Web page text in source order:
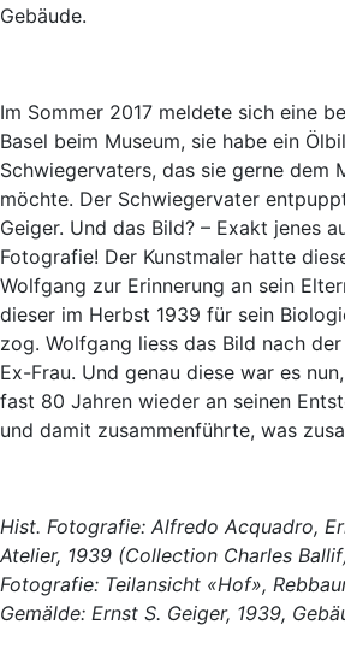
Gebäude.
Im Sommer 2017 meldete sich eine
Basel beim Museum, sie habe ein
Schwiegervaters, das sie gerne dem
möchte. Der Schwiegervater
Geiger. Und das Bild? – Exakt jenes
Fotografie! Der Kunstmaler hatte
Wolfgang zur Erinnerung an sein
dieser im Herbst 1939 für sein
zog. Wolfgang liess das Bild nach
Ex-Frau. Und genau diese war es
fast 80 Jahren wieder an seinen
und damit zusammenführte, was
Hist. Fotografie: Alfredo Acquadro,
Atelier, 1939 (Collection Charles
Fotografie: Teilansicht «Hof»,
Gemälde: Ernst S. Geiger, 1939,